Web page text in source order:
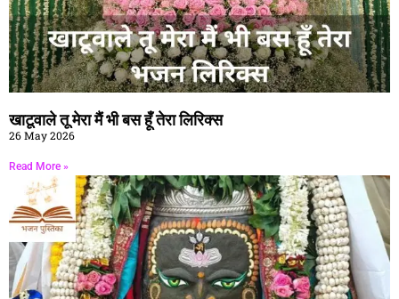
खाटूवाले तू मेरा मैं भी बस हूँ तेरा लिरिक्स
26 May 2026
Read More »